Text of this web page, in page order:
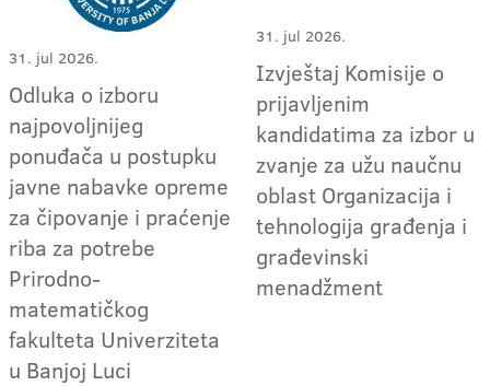
31. jul 2026.
Odluka o izboru
najpovoljnijeg
ponuđača u postupku
javne nabavke opreme
za čipovanje i praćenje
riba za potrebe
Prirodno-
matematičkog
fakulteta Univerziteta
u Banjoj Luci
31. jul 2026.
Izvještaj Komisije o
prijavljenim
kandidatima za izbor u
zvanje za užu naučnu
oblast Organizacija i
tehnologija građenja i
građevinski
menadžment